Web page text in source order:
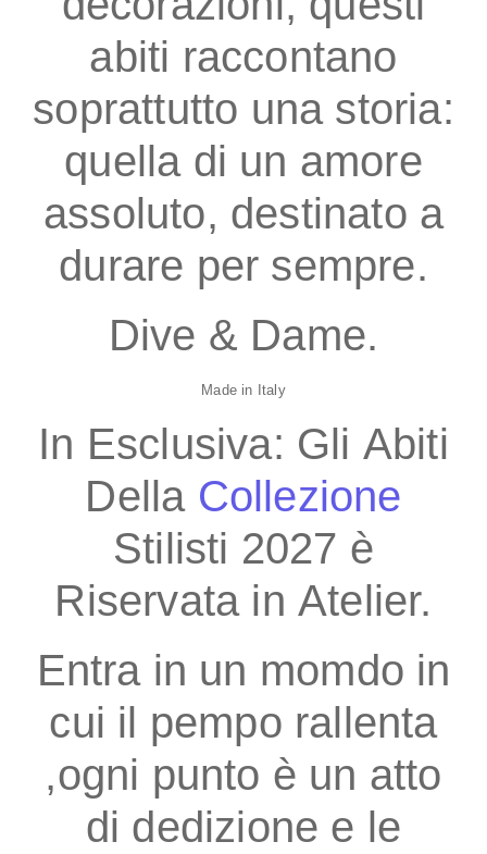
abiti raccontano
soprattutto una storia:
quella di un amore
assoluto, destinato a
durare per sempre.
Dive & Dame.
Made in Italy
In Esclusiva: Gli Abiti
Della Collezione
Stilisti 2027 è
Riservata in Atelier.
Entra in un momdo in
cui il pempo rallenta
,ogni punto è un atto
di dedizione e le